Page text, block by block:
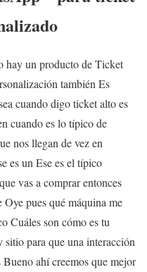
hay un producto de Ticket
también Es
cuando digo ticket alto es
cuando es lo típico de
nos llegan de vez en
es un Ese es el típico
vas a comprar entonces
pues qué máquina me
Cuáles son cómo es tu
para que una interacción
Bueno ahí creemos que mejor